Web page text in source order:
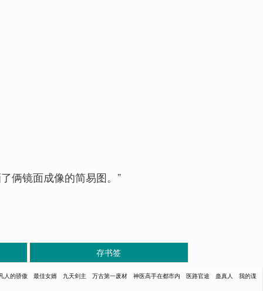
俩镜面成像的简易图。”
存书签
人的骄傲 最佳女婿 九天剑主 万古第一废材 神医高手在都市内 医路官途 蛊真人
我的谍